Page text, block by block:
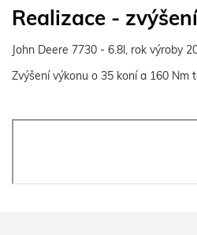
Realizace -
John Deere 7730 - 6.8l, rok výroby
Zvýšení výkonu o 35 koní a 160 Nm